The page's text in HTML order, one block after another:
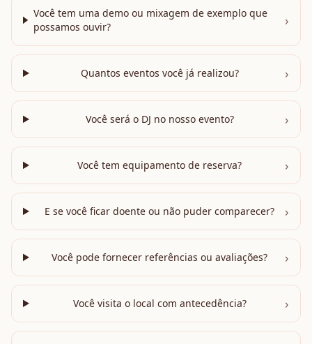
Você tem uma demo ou mixagem de exemplo que
possamos ouvir?
›
Quantos eventos você já realizou? ›
Você será o DJ no nosso evento? ›
Você tem equipamento de reserva? ›
E se você ficar doente ou não puder comparecer? ›
Você pode fornecer referências ou avaliações? ›
Você visita o local com antecedência? ›